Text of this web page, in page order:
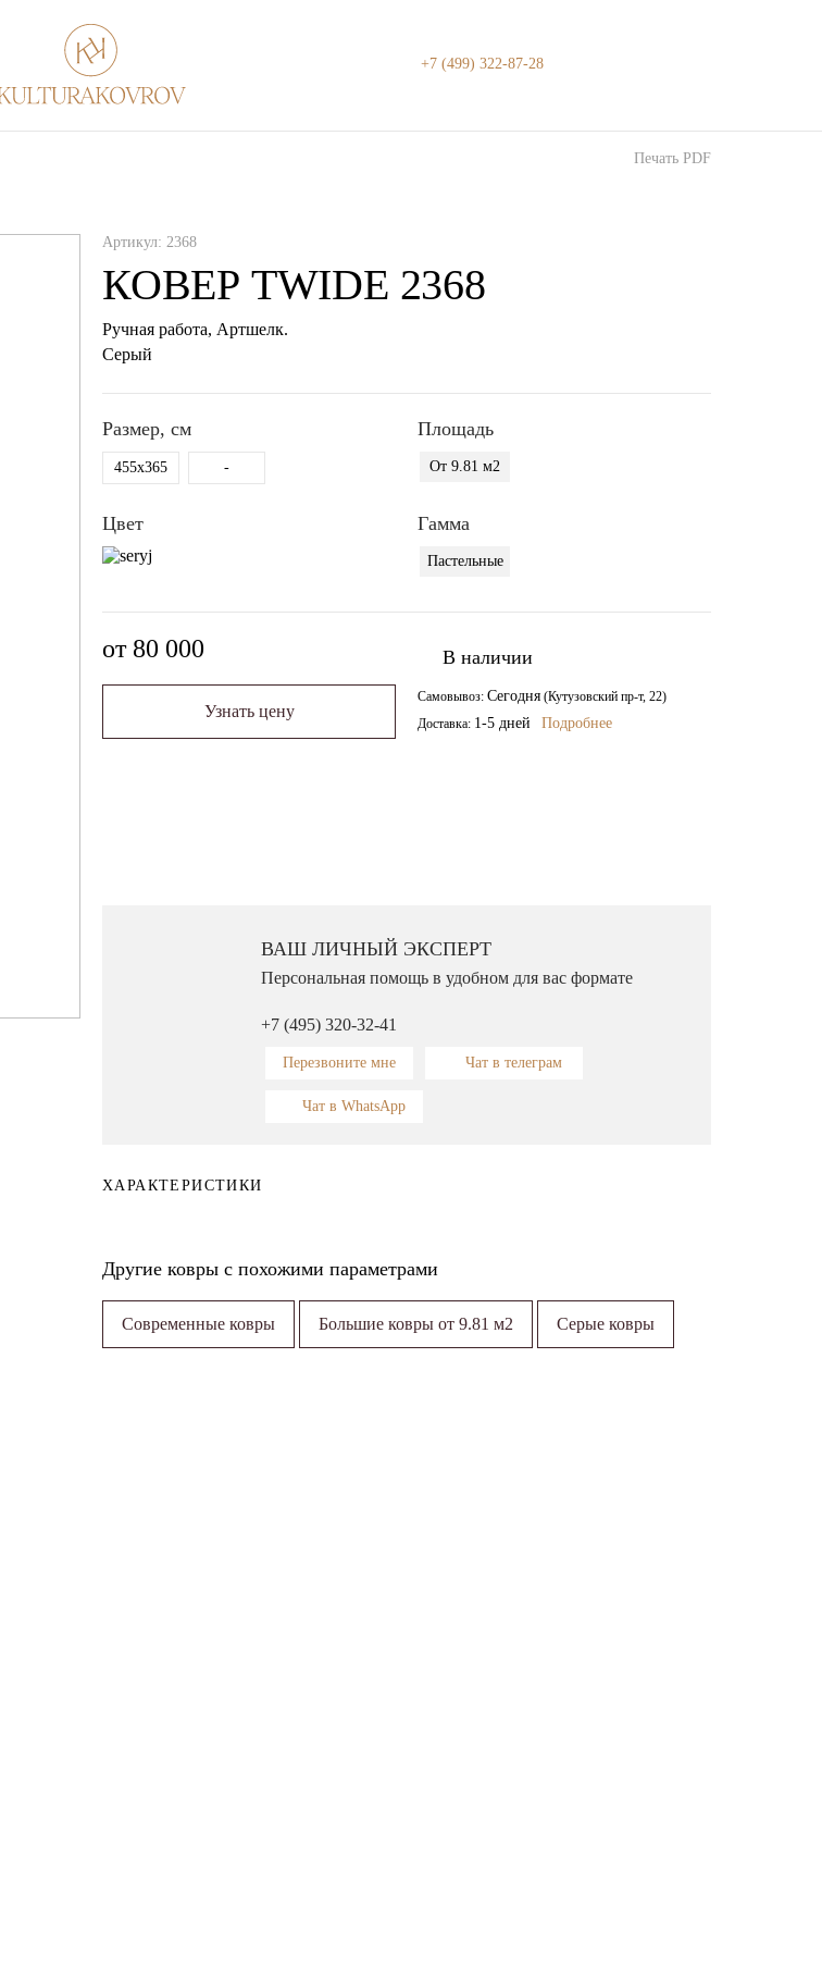
+7 (499) 322-87-28
Печать PDF
Артикул: 2368
КОВЕР TWIDE 2368
Ручная работа, Артшелк.
серый
Размер, см
455x365 -
Площадь
От 9.81 м2
Цвет Гамма
Пастельные
от 80 000 В наличии
Самовывоз: Сегодня (Кутузовский пр-т, 22)
Доставка: 1-5 дней Подробнее
Узнать цену
ВАШ ЛИЧНЫЙ ЭКСПЕРТ
Персональная помощь в удобном для вас формате
+7 (495) 320-32-41
Перезвоните мне Чат в телеграм
Чат в WhatsApp
ХАРАКТЕРИСТИКИ
Другие ковры с похожими параметрами
Современные ковры Большие ковры от 9.81 м2 Серые ковры